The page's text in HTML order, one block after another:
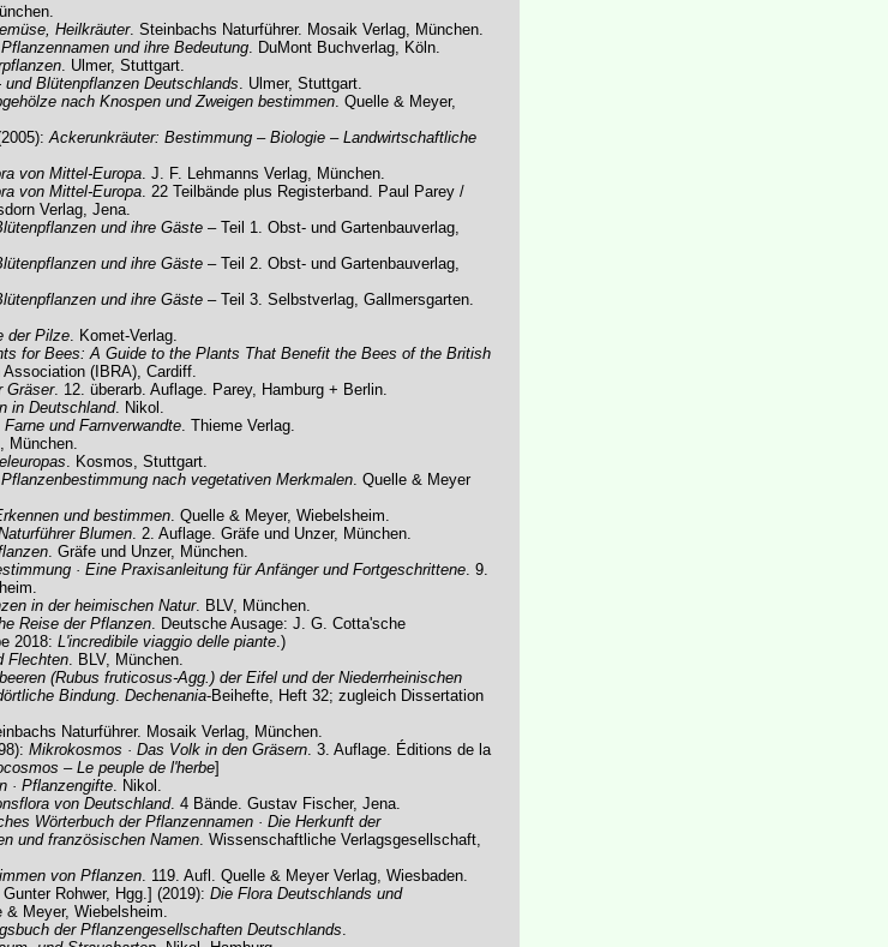
Heilkräuter. Steinbachs Naturführer. Mosaik Verlag, München.
und ihre Bedeutung . DuMont Buchverlag, Köln.
. Ulmer, Stuttgart.
Blütenpflanzen Deutschlands . Ulmer, Stuttgart.
nach Knospen und Zweigen bestimmen . Quelle & Meyer,
Ackerunkräuter: Bestimmung – Biologie – Landwirtschaftliche
von Mittel-Europa . J. F. Lehmanns Verlag, München.
von Mittel-Europa . 22 Teilbände plus Registerband. Paul Parey /
Verlag, Jena.
und ihre Gäste – Teil 1. Obst- und Gartenbauverlag,
und ihre Gäste – Teil 2. Obst- und Gartenbauverlag,
und ihre Gäste – Teil 3. Selbstverlag, Gallmersgarten.
der Pilze . Komet-Verlag.
for Bees: A Guide to the Plants That Benefit the Bees of the British
(IBRA), Cardiff.
Gräser. 12. überarb. Auflage. Parey, Hamburg + Berlin.
in Deutschland. Nikol.
Farne und Farnverwandte . Thieme Verlag.
München.
. Kosmos, Stuttgart.
nach vegetativen Merkmalen . Quelle & Meyer
und bestimmen . Quelle & Meyer, Wiebelsheim.
Blumen . 2. Auflage. Gräfe und Unzer, München.
. Gräfe und Unzer, München.
· Eine Praxisanleitung für Anfänger und Fortgeschrittene . 9.
in der heimischen Natur. BLV, München.
Reise der Pflanzen . Deutsche Ausage: J. G. Cotta'sche
2018: L'incredibile viaggio delle piante .)
Flechten . BLV, München.
(Rubus fruticosus-Agg.) der Eifel und der Niederrheinischen
Bindung Dechenania-Beihefte, Heft 32; zugleich Dissertation
Naturführer. Mosaik Verlag, München.
Mikrokosmos · Das Volk in den Gräsern . 3. Auflage. Éditions de la
– Le peuple de l'herbe]
· Pflanzengifte . Nikol.
von Deutschland. 4 Bände. Gustav Fischer, Jena.
Wörterbuch der Pflanzennamen · Die Herkunft der
und französischen Namen . Wissenschaftliche Verlagsgesellschaft,
von Pflanzen . 119. Aufl. Quelle & Meyer Verlag, Wiesbaden.
Rohwer, Hgg.] (2019): Die Flora Deutschlands und
Meyer, Wiebelsheim.
der Pflanzengesellschaften Deutschlands